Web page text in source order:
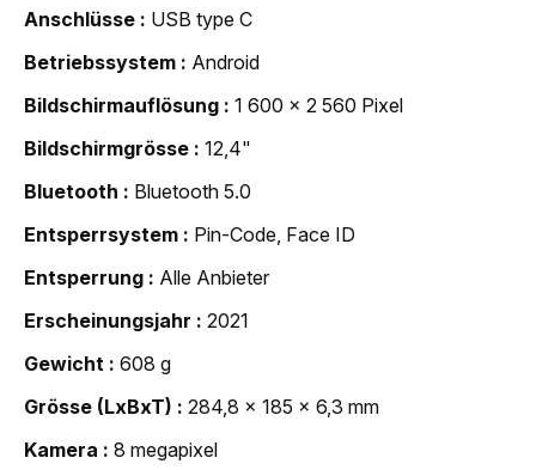
Anschlüsse
USB type C
Betriebssystem
Android
Bildschirmauflösung
1 600 x 2 560 Pixel
Bildschirmgrösse
12,4"
Bluetooth
Bluetooth 5.0
Entsperrsystem
Pin-Code, Face ID
Entsperrung
Alle Anbieter
Erscheinungsjahr
2021
Gewicht
608 g
Grösse (LxBxT)
284,8 x 185 x 6,3 mm
Kamera
8 megapixel